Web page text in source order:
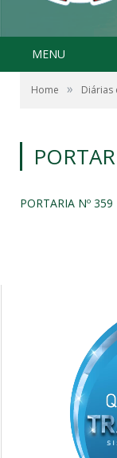
MENU
Home » Diárias
PORTARIA Nº 359